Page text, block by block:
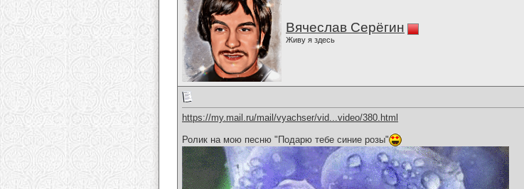
Вячеслав Серёгин
Живу я здесь
https://my.mail.ru/mail/vyachser/vid...video/380.html
Ролик на мою песню "Подарю тебе синие розы"